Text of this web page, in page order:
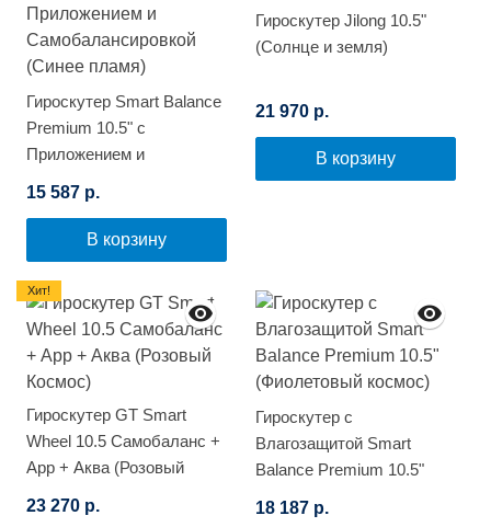
Гироскутер Smart Balance
Premium 10.5" с
Приложением и
Самобалансировкой
(Синее пламя)
15 587 р.
В корзину
Гироскутер Jilong 10.5"
(Солнце и земля)
21 970 р.
В корзину
Гироскутер GT Smart
Wheel 10.5 Самобаланс +
App + Аква (Розовый
Космос)
23 270 р.
Хит!
Гироскутер с
Влагозащитой Smart
Balance Premium 10.5"
(Фиолетовый космос)
18 187 р.